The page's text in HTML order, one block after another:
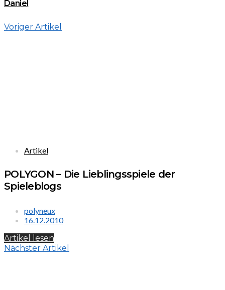
Daniel
Voriger Artikel
Artikel
POLYGON – Die Lieblingsspiele der
Spieleblogs
polyneux
16.12.2010
Artikel lesen
Nächster Artikel